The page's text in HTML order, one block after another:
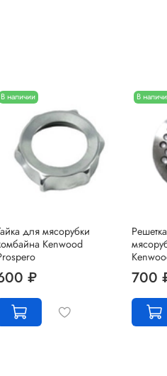
В наличии
для мясорубки
Kenwood
₽
В
700